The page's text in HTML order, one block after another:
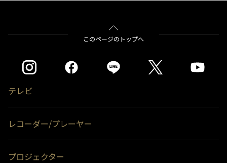
このページのトップへ
テレビ
レコーダー/プレーヤー
プロジェクター